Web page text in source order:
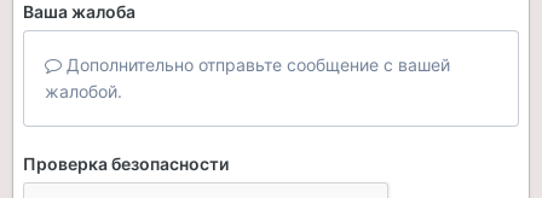
Ваша жалоба
Дополнительно отправьте сообщение с вашей
жалобой.
Проверка безопасности